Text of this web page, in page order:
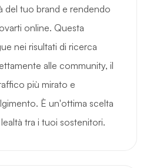
del tuo brand e rendendo
online. Questa
nei risultati di ricerca
alle community, il
più mirato e
È un'ottima scelta
tra i tuoi sostenitori.